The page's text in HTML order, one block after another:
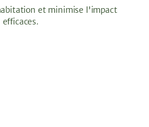
et minimise l'impact